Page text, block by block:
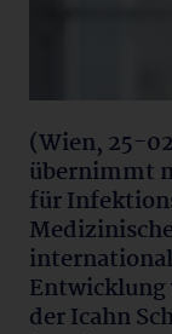
(Wien, 25-
übernimmt
für
der Icahn